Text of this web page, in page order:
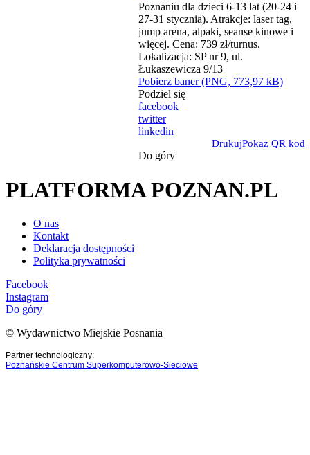
Pobierz baner (PNG, 773,97 kB)
Podziel się
facebook
twitter
linkedin
DrukujPokaż QR kod
Do góry
PLATFORMA POZNAN.PL
O nas
Kontakt
Deklaracja dostępności
Polityka prywatności
Facebook
Instagram
Do góry
© Wydawnictwo Miejskie Posnania
Partner technologiczny:
Poznańskie Centrum Superkomputerowo-Sieciowe